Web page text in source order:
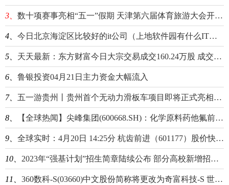
3、 数十项赛事亮相“五一”假期 天津第六届体育旅游大会开幕在即
4、 今日北京海淀区比较好的it公司（上地软件园有什么IT公司） 世界聚看点
5、 天天最新：东方财富今日大宗交易成交160.24万股 成交额2464.25万元
6、 鲁银投资04月21日主力资金大幅流入
7、 五一游贵州丨贵州首个无动力滑板车项目即将正式亮相龙里油画大草原
8、 【全球热闻】尖峰集团(600668.SH)：化学原料药他氟前列素获批上市
9、 全球实时：4月20日 14:25分 杭齿前进（601177）股价快速拉升
10、 2023年“强基计划”招生简章陆续公布 部分高校新增招生专业_即时焦点
11、 360数科-S(03660)中文股份简称将更改为奇富科技-S 世界动态